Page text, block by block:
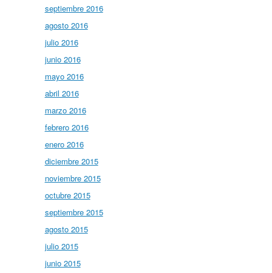
septiembre 2016
agosto 2016
julio 2016
junio 2016
mayo 2016
abril 2016
marzo 2016
febrero 2016
enero 2016
diciembre 2015
noviembre 2015
octubre 2015
septiembre 2015
agosto 2015
julio 2015
junio 2015